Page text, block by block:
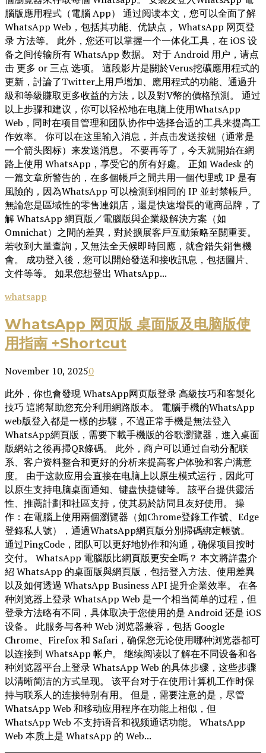
腦版應用程式（電腦 App） 通过阅读本文，您可以全面了解
WhatsApp Web，包括其功能、优缺点， WhatsApp 网页登
录 方法等。 此外，您还可以掌握一个一体化工具，在 iOS 设
备之间传输所有 WhatsApp 数据。 对于 Android 用户，请点
击 更多 or 三点 选项。 這段影片是關於Verus挖礦應用程式的
更新，討論了Twitter上用戶增加、應用程式的功能、通過升
級和等級賺取更多收益的方法，以及對V幣的價格預測。 通过
以上步骤和建议，你可以轻松地在电脑上使用WhatsApp
Web，同时在项目管理和团队协作中选择合适的工具来提高工
作效率。 你可以在这里输入消息，并点击发送按钮（通常是
一个箭头图标）来发送消息。 不要再等了，今天就開始在網
路上使用 WhatsApp，享受它的所有好處。 正如 Wadesk 的
一篇文章所警告的，在多個帳戶之間共用一個代理或 IP 是有
風險的，因為WhatsApp 可以檢測到相同的 IP 並封禁帳戶。
無論您是區域性的零售連鎖店，還是快速增長的電商品牌，了
解 WhatsApp 網頁版／電腦版與企業級解決方案（如
Omnichat）之間的差異，對於擴展客戶互動策略至關重要。
若收到大量查詢，又無法全天候即時回應，就會錯失銷售機
會。 成功登入後，您可以開始發送和接收訊息，包括圖片、
文件等等。 如果您想登出 WhatsApp...
whatsapp
WhatsApp 网页版 桌面版及电脑版使
用指南 +Shortcut
November 10, 20250
此外，你也會發現 WhatsApp网页版登录 高級技巧和客製化
技巧 這將幫助您充分利用網路版本。 電腦手機的WhatsApp
web版登入都是一樣的步驟，不過正常手機是無法登入
WhatsApp網頁版，需要下載手機版的谷歌瀏覽器，進入桌面
版網站之後再掃QR條碼。 此外，商户可以通过自动分配联
系、客户资料整合和更好的分析来提高客户体验和客户满意
度。 由于这款应用会直接在电脑上以原生模式运行，因此可
以原生支持电脑桌面通知、键盘快捷键等。 該平台提供靈活
性、推薦計劃和社區支持，使其易於訪問且友好使用。 操
作：在電腦上使用兩個瀏覽器（如Chrome登錄工作號、Edge
登錄私人號），通過WhatsApp網頁版分別掃碼綁定帳號。
通过PingCode，团队可以更好地协作和沟通，确保项目按时
交付。 WhatsApp 電腦版比網頁版更安全嗎？ 本文將詳盡介
紹 WhatsApp 的桌面版與網頁版，包括登入方法、使用差異
以及如何透過 WhatsApp Business API 提升企業效率。 ​在各
种浏览器上登录 WhatsApp Web 是一个相当简单的过程，但
登录方法略有不同，具体取决于您使用的是 Android 还是 iOS
设备。 此服务与各种 Web 浏览器兼容，包括 Google
Chrome、Firefox 和 Safari，确保您无论使用哪种浏览器都可
以连接到 WhatsApp 帐户。 继续阅读以了解在不同设备和各
种浏览器平台上登录 WhatsApp Web 的具体步骤，这些步骤
以清晰简洁的方式呈现。 该平台对于在使用计算机工作时保
持与联系人的连接特别有用。 但是，需要注意的是，尽管
WhatsApp Web 和移动应用程序在功能上相似，但
WhatsApp Web 不支持语音和视频通话功能。 WhatsApp
Web 本质上是 WhatsApp 的 Web...